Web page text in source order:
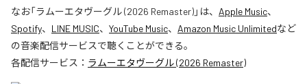
なお「ラムーエタヴーグル (2026 Remaster)」は、 Apple Music、
Spotify、 LINE MUSIC、 YouTube Music、 Amazon Music Unlimitedなど
の音楽配信サービスで聴くことができる。
各配信サービス： ラムーエタヴーグル (2026 Remaster)